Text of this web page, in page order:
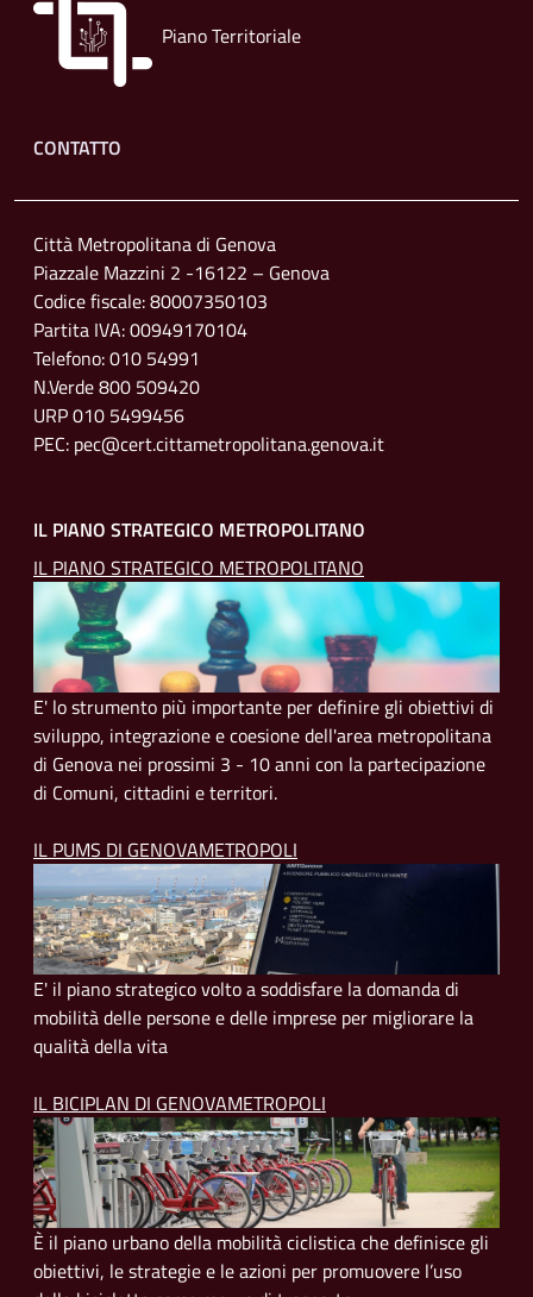
Piano Territoriale
Footer menu
CONTATTO
Città Metropolitana di Genova
Piazzale Mazzini 2 -16122 – Genova
Codice fiscale: 80007350103
Partita IVA: 00949170104
Telefono: 010 54991
N.Verde 800 509420
URP 010 5499456
PEC: pec@cert.cittametropolitana.genova.it
IL PIANO STRATEGICO METROPOLITANO
IL PIANO STRATEGICO METROPOLITANO
E' lo strumento più importante per definire gli obiettivi di
sviluppo, integrazione e coesione dell'area metropolitana
di Genova nei prossimi 3 - 10 anni con la partecipazione
di Comuni, cittadini e territori.
IL PUMS DI GENOVAMETROPOLI
E' il piano strategico volto a soddisfare la domanda di
mobilità delle persone e delle imprese per migliorare la
qualità della vita
IL BICIPLAN DI GENOVAMETROPOLI
È il piano urbano della mobilità ciclistica che definisce gli
obiettivi, le strategie e le azioni per promuovere l’uso